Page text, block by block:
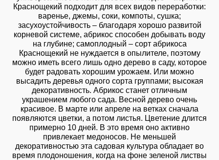
Краснощекий подходит для всех видов переработки:
варенье, джемы, соки, компоты, сушка;
засухоустойчивость – благодаря хорошо развитой
корневой системе, абрикос способен добывать воду
на глубине; самоплодный – сорт абрикоса
Краснощекий не нуждается в опылителе, поэтому
можно иметь всего лишь одно дерево в саду, которое
будет радовать хорошим урожаем. Или можно
высадить деревья одного сорта группами; высокая
декоративность. Абрикос станет отличным
украшением любого сада. Весной дерево очень
красивое. В марте или апреле на ветках сначала
появляются цветки, а потом листья. Цветение длится
примерно 10 дней. В это время оно активно
привлекает медоносов. Не меньшей
декоративностью эта садовая культура обладает во
время плодоношения, когда на фоне зеленой листвы